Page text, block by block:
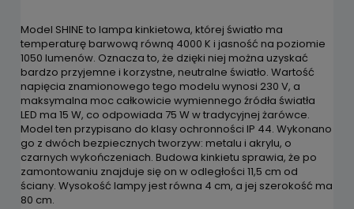
Model SHINE to lampa kinkietowa, której światło ma
temperaturę barwową równą 4000 K i jasność na poziomie
1050 lumenów. Oznacza to, że dzięki niej można uzyskać
bardzo przyjemne i korzystne, neutralne światło. Wartość
napięcia znamionowego tego modelu wynosi 230 V, a
maksymalna moc całkowicie wymiennego źródła światła
LED ma 15 W, co odpowiada 75 W w tradycyjnej żarówce.
Model ten przypisano do klasy ochronności IP 44. Wykonano
go z dwóch bezpiecznych tworzyw: metalu i akrylu, o
czarnych wykończeniach. Budowa kinkietu sprawia, że po
zamontowaniu znajduje się on w odległości 11,5 cm od
ściany. Wysokość lampy jest równa 4 cm, a jej szerokość ma
80 cm.